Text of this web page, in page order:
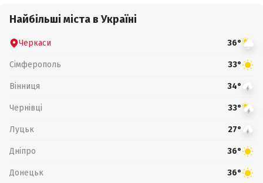
Найбільші міста в Україні
Черкаси 36°
Сімферополь 33°
Вінниця 34°
Чернівці 33°
Луцьк 27°
Дніпро 36°
Донецьк 36°